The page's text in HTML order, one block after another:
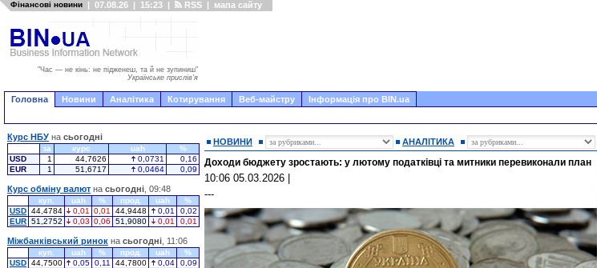
Фінансові новини | 07.08.26 | 15:23 | RSS | мапа сайту
"Час — не кінь: не підженеш, та й не зупиниш"
Українське прислів'я
Головна Новини Аналітика Котирування Веб-майстру Інформація про BIN.ua
НОВИНИ АНАЛІТИКА
Доходи бюджету зростають: у лютому податківці та митники перевиконали план
10:06 05.03.2026
---
Курс НБУ на сьогодні
за курс uah
%
USD
1 44,7626 0,0731
0,16
EUR
1 51,6717 0,0464 0,09
Курс обміну валют на сьогодні , 09:48
куп. uah % прод. uah
%
USD 44,4784 0,01 0,01 44,9448 0,01
0,02
EUR 51,2752 0,03 0,06 51,9080 0,01 0,01
Міжбанківський ринок на сьогодні , 11:06
куп. uah % прод. uah
%
USD 44,7500 0,05 0,11 44,7800 0,04
0,09